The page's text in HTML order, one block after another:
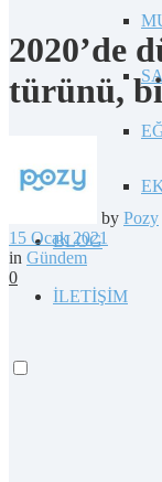
BLOG
İLETİŞİM
2020’de
türünü,
by Pozy
15 Ocak 2021
in Gündem
0